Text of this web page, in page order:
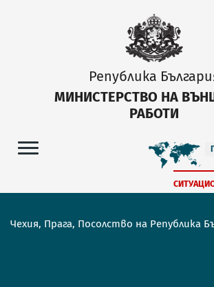
Република
МИНИСТЕРСТВО НА
РАБОТИ
Чехия, Прага, Посолство на Република